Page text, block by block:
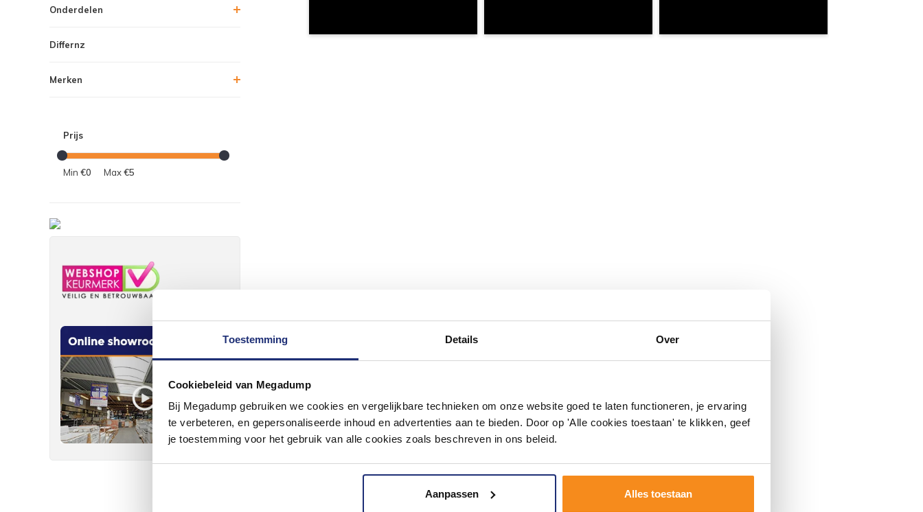
Toestemming Details Over
Cookiebeleid van Megadump
Bij Megadump gebruiken we cookies en vergelijkbare technieken om onze website goed te laten functioneren, je ervaring
te verbeteren, en gepersonaliseerde inhoud en advertenties aan te bieden. Door op 'Alle cookies toestaan' te klikken, geef
je toestemming voor het gebruik van alle cookies zoals beschreven in ons beleid.
Aanpassen Alles toestaan
Onderdelen
Differnz
Merken
Prijs
Min €0 Max€5